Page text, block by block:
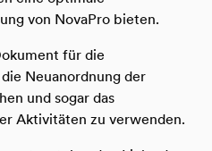
von NovaPro bieten.
für die
Neuanordnung der
und sogar das
Aktivitäten zu verwenden.